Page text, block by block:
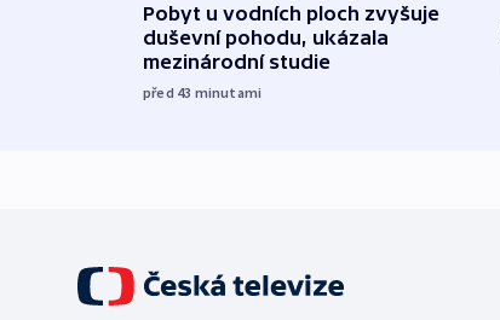
Pobyt u vodních ploch zvyšuje
duševní pohodu, ukázala
mezinárodní studie
před 43 minutami